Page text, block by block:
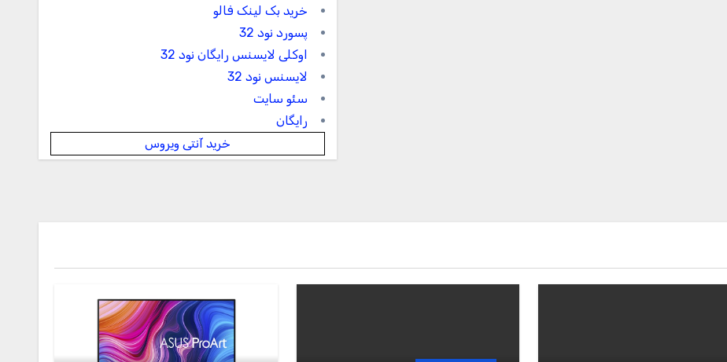
خرید بک لینک فالو
پسورد نود 32
اوکلی لایسنس رایگان نود 32
لایسنس نود 32
سئو سایت
رایگان
خرید آنتی ویروس